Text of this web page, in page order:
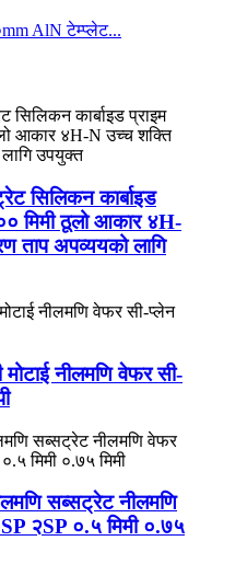
AlN टेम्प्लेट...
सिलिकन कार्बाइड
मिमी ठूलो आकार ४H-
ताप अपव्ययको लागि
नीलमणि वेफर सी-
सब्सट्रेट नीलमणि
२SP ०.५ मिमी ०.७५